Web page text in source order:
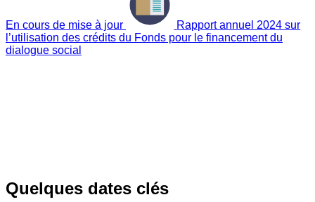
En cours de mise à jour
Rapport annuel 2024 sur
l’utilisation des crédits du Fonds pour le financement du
dialogue social
Quelques dates clés